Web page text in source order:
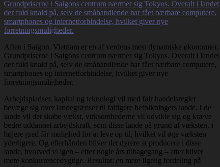
Aften i Saigon. Vietnam er en af verdens mest dynamiske økonomier.
Grundpriserne i Saigons centrum nærmer sig Tokyos. Overalt i
der fuld knald på, selv de småhandlende har fået bærbare computere,
smartphones og internetforbindelse, hvilket giver nye
forretningsmuligheder.
Arbejdspladser, kapital og teknologi vil med fair handelsregler
bevæge sig over landegrænser til fattigere befolkningers lande. I de
lande vil det skabe vækst, virksomhederne vil udvikle sig og kræve
bedre uddannet arbejdskraft, som disse lande på grund af væksten, i
højere grad får mulighed for at leve op til, hvilket vil øge væksten
yderligere. Og efterhånden bliver det dyrere at producere i disse
lande, hvorved vi igen – efter nogle års tilbagegang – atter bliver
mere konkurrencedygtige. Resultat: en mere ligelig fordeling på